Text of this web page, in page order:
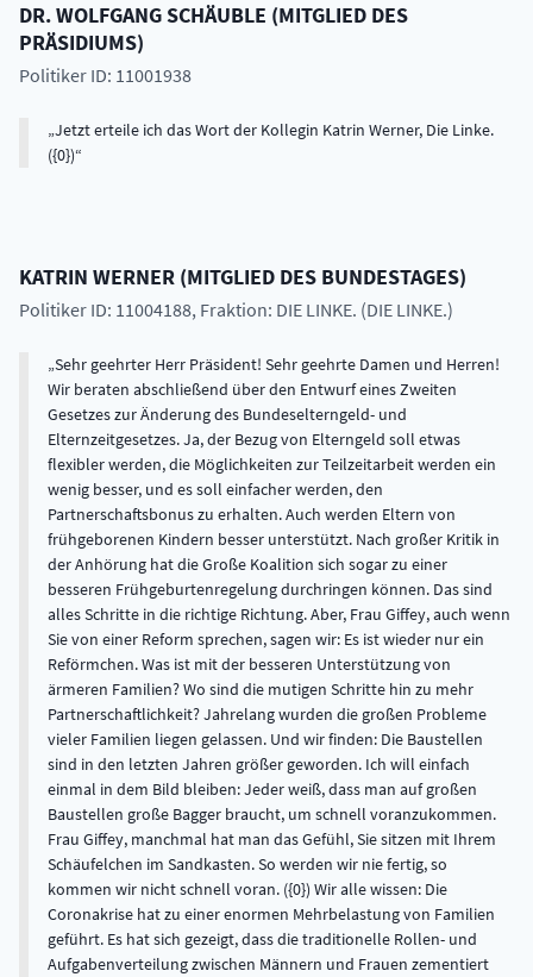
DR.WOLFGANGSCHÄUBLE (MITGLIED DES
PRÄSIDIUMS)
Politiker ID: 11001938
Jetzt erteile ich das Wort der Kollegin Katrin Werner, Die Linke.
({0})
KATRIN WERNER (MITGLIED DES BUNDESTAGES)
Politiker ID: 11004188, Fraktion: DIE LINKE. (DIE LINKE.)
Sehr geehrter Herr Präsident! Sehr geehrte Damen und Herren!
Wir beraten abschließend über den Entwurf eines Zweiten
Gesetzes zur Änderung des Bundeselterngeld- und
Elternzeitgesetzes. Ja, der Bezug von Elterngeld soll etwas
flexibler werden, die Möglichkeiten zur Teilzeitarbeit werden ein
wenig besser, und es soll einfacher werden, den
Partnerschaftsbonus zu erhalten. Auch werden Eltern von
frühgeborenen Kindern besser unterstützt. Nach großer Kritik in
der Anhörung hat die Große Koalition sich sogar zu einer
besseren Frühgeburtenregelung durchringen können. Das sind
alles Schritte in die richtige Richtung. Aber, Frau Giffey, auch wenn
Sie von einer Reform sprechen, sagen wir: Es ist wieder nur ein
Reförmchen. Was ist mit der besseren Unterstützung von
ärmeren Familien? Wo sind die mutigen Schritte hin zu mehr
Partnerschaftlichkeit? Jahrelang wurden die großen Probleme
vieler Familien liegen gelassen. Und wir finden: Die Baustellen
sind in den letzten Jahren größer geworden. Ich will einfach
einmal in dem Bild bleiben: Jeder weiß, dass man auf großen
Baustellen große Bagger braucht, um schnell voranzukommen.
Frau Giffey, manchmal hat man das Gefühl, Sie sitzen mit Ihrem
Schäufelchen im Sandkasten. So werden wir nie fertig, so
kommen wir nicht schnell voran. ({0}) Wir alle wissen: Die
Coronakrise hat zu einer enormen Mehrbelastung von Familien
geführt. Es hat sich gezeigt, dass die traditionelle Rollen- und
Aufgabenverteilung zwischen Männern und Frauen zementiert